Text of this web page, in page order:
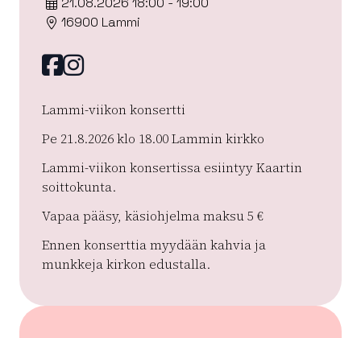
16900 Lammi
Facebook
instagram
Lammi-viikon konsertti
Pe 21.8.2026 klo 18.00 Lammin kirkko
Lammi-viikon konsertissa esiintyy Kaartin
soittokunta.
Vapaa pääsy, käsiohjelma maksu 5 €
Ennen konserttia myydään kahvia ja
munkkeja kirkon edustalla.